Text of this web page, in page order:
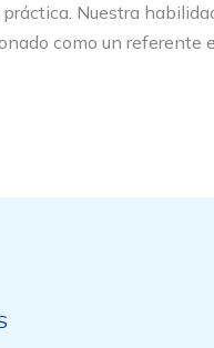
Nuestra
como un referente